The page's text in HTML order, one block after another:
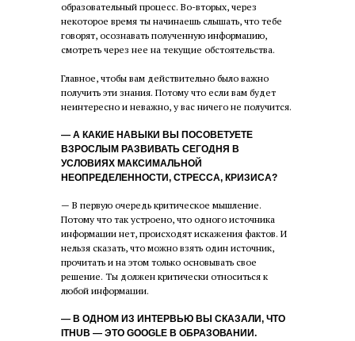
образовательный процесс. Во-вторых, через
некоторое время ты начинаешь слышать, что тебе
говорят, осознавать полученную информацию,
смотреть через нее на текущие обстоятельства.
Главное, чтобы вам действительно было важно
получить эти знания. Потому что если вам будет
неинтересно и неважно, у вас ничего не получится.
— А КАКИЕ НАВЫКИ ВЫ ПОСОВЕТУЕТЕ
ВЗРОСЛЫМ РАЗВИВАТЬ СЕГОДНЯ В
УСЛОВИЯХ МАКСИМАЛЬНОЙ
НЕОПРЕДЕЛЕННОСТИ, СТРЕССА, КРИЗИСА?
— В первую очередь критическое мышление.
Потому что так устроено, что одного источника
информации нет, происходят искажения фактов. И
нельзя сказать, что можно взять один источник,
прочитать и на этом только основывать свое
решение. Ты должен критически относиться к
любой информации.
— В ОДНОМ ИЗ ИНТЕРВЬЮ ВЫ СКАЗАЛИ, ЧТО
ITHUB — ЭТО GOOGLE В ОБРАЗОВАНИИ.